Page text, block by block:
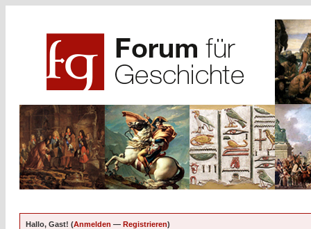
Hallo, Gast! (Anmelden — Registrieren)